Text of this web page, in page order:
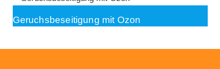
Geruchsbeseitigung mit Ozon